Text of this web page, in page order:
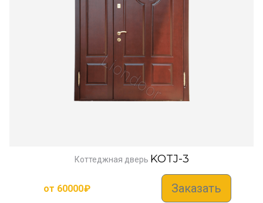
Коттеджная дверь KOTJ-3
от 60000₽ Заказать